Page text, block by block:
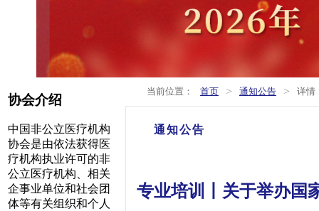
协会介绍
中国非公立医疗机构
协会是由依法获得医
疗机构执业许可的非
公立医疗机构、相关
企事业单位和社会团
体等有关组织和个人
当前位置： 首页 > 通知公告 > 详情
通知公告
专业培训丨关于举办国